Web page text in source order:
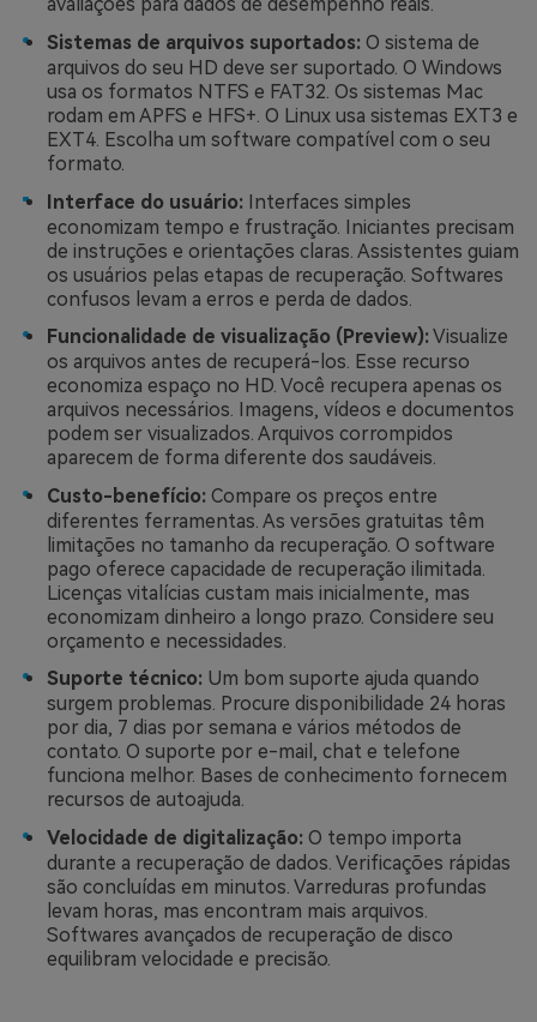
avaliações para dados de desempenho reais.
Sistemas de arquivos suportados: O sistema de
arquivos do seu HD deve ser suportado. O Windows
usa os formatos NTFS e FAT32. Os sistemas Mac
rodam em APFS e HFS+. O Linux usa sistemas EXT3 e
EXT4. Escolha um software compatível com o seu
formato.
Interface do usuário: Interfaces simples
economizam tempo e frustração. Iniciantes precisam
de instruções e orientações claras. Assistentes guiam
os usuários pelas etapas de recuperação. Softwares
confusos levam a erros e perda de dados.
Funcionalidade de visualização (Preview):Visualize
os arquivos antes de recuperá-los. Esse recurso
economiza espaço no HD. Você recupera apenas os
arquivos necessários. Imagens, vídeos e documentos
podem ser visualizados. Arquivos corrompidos
aparecem de forma diferente dos saudáveis.
Custo-benefício: Compare os preços entre
diferentes ferramentas. As versões gratuitas têm
limitações no tamanho da recuperação. O software
pago oferece capacidade de recuperação ilimitada.
Licenças vitalícias custam mais inicialmente, mas
economizam dinheiro a longo prazo. Considere seu
orçamento e necessidades.
Suporte técnico: Um bom suporte ajuda quando
surgem problemas. Procure disponibilidade 24 horas
por dia, 7 dias por semana e vários métodos de
contato. O suporte por e-mail, chat e telefone
funciona melhor. Bases de conhecimento fornecem
recursos de autoajuda.
Velocidade de digitalização: O tempo importa
durante a recuperação de dados. Verificações rápidas
são concluídas em minutos. Varreduras profundas
levam horas, mas encontram mais arquivos.
Softwares avançados de recuperação de disco
equilibram velocidade e precisão.